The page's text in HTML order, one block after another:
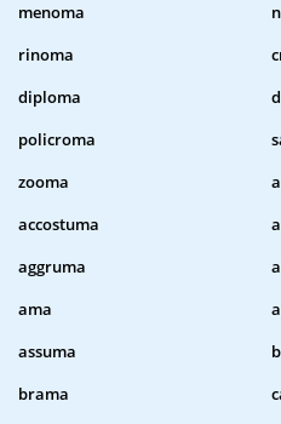
menoma
rinoma
diploma
policroma
zooma
accostuma
aggruma
ama
assuma
brama